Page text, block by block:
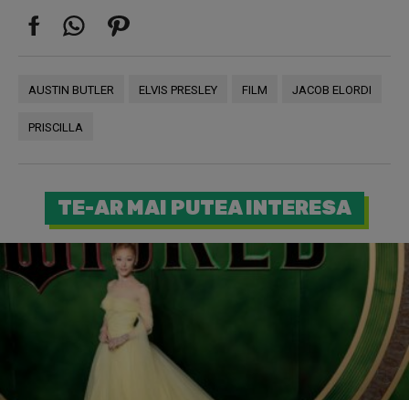
AUSTIN BUTLER ELVIS PRESLEY FILM JACOB ELORDI
PRISCILLA
TE-AR MAI PUTEA INTERESA